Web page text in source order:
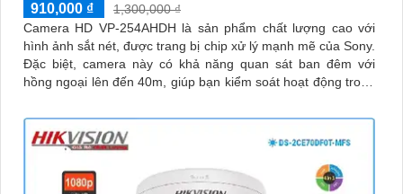
910,000 ₫
1,300,000 ₫
Camera HD VP-254AHDH là sản phẩm chất lượng cao với
hình ảnh sắt nét, được trang bị chip xử lý mạnh mẽ của Sony.
Đặc biệt, camera này có khả năng quan sát ban đêm với
hồng ngoại lên đến 40m, giúp bạn kiểm soát hoạt động trong